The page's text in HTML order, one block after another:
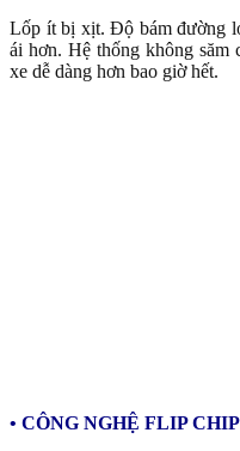
Lốp ít bị xịt. Độ bám đường
ái hơn. Hệ thống không
xe dễ dàng hơn bao giờ hết.
• CÔNG NGHỆ FLIP